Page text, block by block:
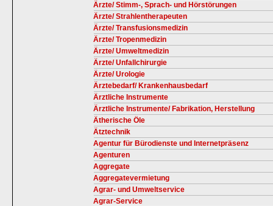
Ärzte/ Stimm-, Sprach- und Hörstörungen
Ärzte/ Strahlentherapeuten
Ärzte/ Transfusionsmedizin
Ärzte/ Tropenmedizin
Ärzte/ Umweltmedizin
Ärzte/ Unfallchirurgie
Ärzte/ Urologie
Ärztebedarf/ Krankenhausbedarf
Ärztliche Instrumente
Ärztliche Instrumente/ Fabrikation, Herstellung
Ätherische Öle
Ätztechnik
Agentur für Bürodienste und Internetpräsenz
Agenturen
Aggregate
Aggregatevermietung
Agrar- und Umweltservice
Agrar-Service